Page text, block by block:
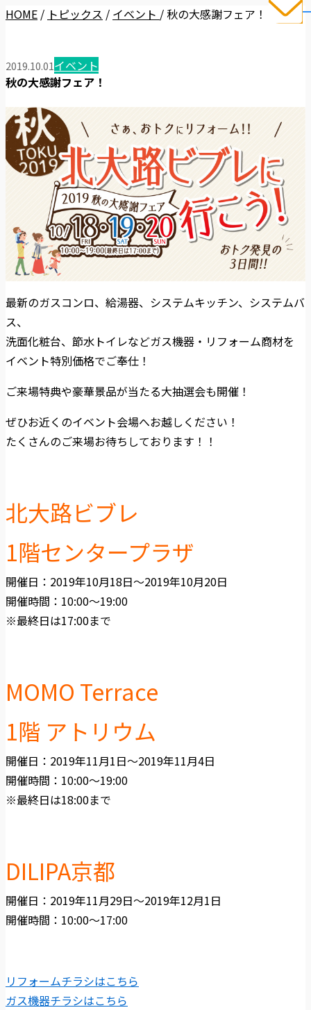
HOME / トピックス / イベント /秋の大感謝フェア！
2019.10.01イベント
秋の大感謝フェア！
最新のガスコンロ、給湯器、システムキッチン、システムバ
ス、
洗面化粧台、節水トイレなどガス機器・リフォーム商材を
イベント特別価格でご奉仕！
ご来場特典や豪華景品が当たる大抽選会も開催！
ぜひお近くのイベント会場へお越しください！
たくさんのご来場お待ちしております！！
北大路ビブレ
1階センタープラザ
開催日：2019年10月18日〜2019年10月20日
開催時間：10:00〜19:00
※最終日は17:00まで
MOMO Terrace
1階 アトリウム
開催日：2019年11月1日〜2019年11月4日
開催時間：10:00〜19:00
※最終日は18:00まで
DILIPA京都
開催日：2019年11月29日〜2019年12月1日
開催時間：10:00〜17:00
リフォームチラシはこちら
ガス機器チラシはこちら